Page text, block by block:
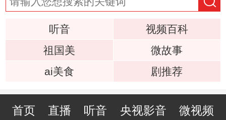
听音
视频百科
祖国美
微故事
ai美食
剧推荐
首页 直播 听音 央视影音 微视频